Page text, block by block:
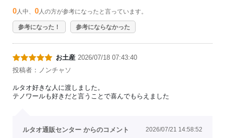
0 人中、 0 人の方が参考になったと言っています。
参考になった！ 参考にならなかった
お土産 2026/07/18 07:43:40
投稿者：ノンチャソ
ルタオ好きな人に渡しました。
テノワールも好きだと言うことで喜んでもらえました
ルタオ通販センター からのコメント 2026/07/21 14:58:52